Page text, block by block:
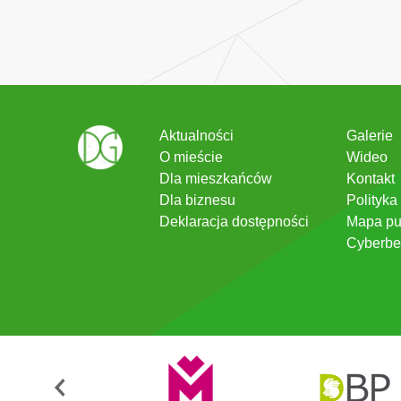
Aktualności
O mieście
Dla mieszkańców
Dla biznesu
Deklaracja dostępności
Galerie
Wideo
Kontakt
Mapa